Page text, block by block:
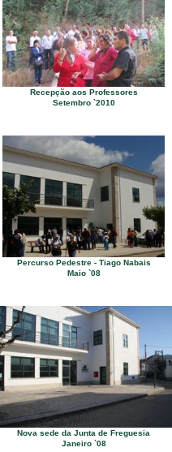
Recepção aos Professores
Setembro `2010
Percurso Pedestre - Tiago Nabais
Maio `08
Nova sede da Junta de Freguesia
Janeiro `08